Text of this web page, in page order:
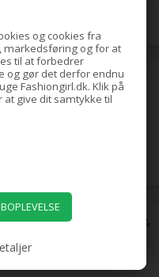
og cookies fra
markedsføring og for at
til at forbedrer
og gør det derfor endnu
Fashiongirl.dk. Klik på
give dit samtykke til
Spiral med rhinsten/
Nest Hair Clip - Sølv
Hårbånd - Blond, Brun &